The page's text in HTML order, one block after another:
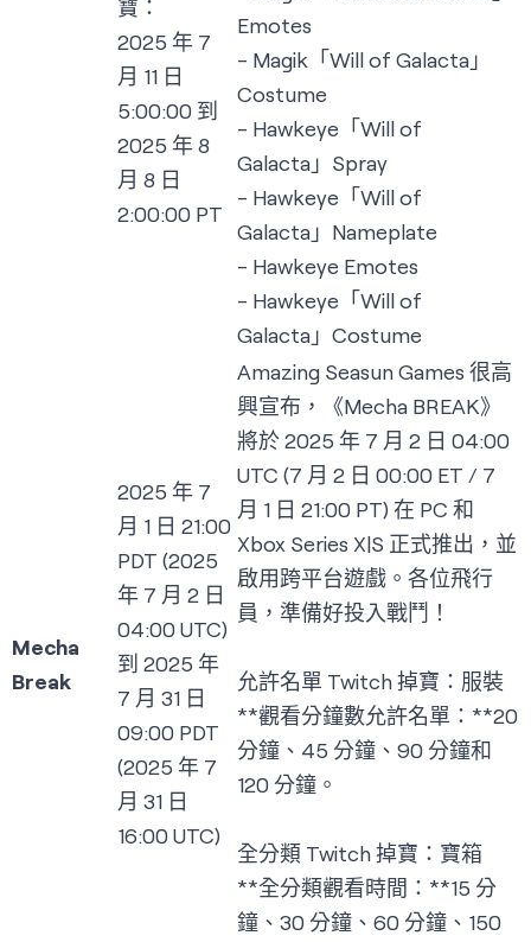
寶：
2025 年 7
月 11 日
5:00:00 到
2025 年 8
月 8 日
2:00:00 PT
Emotes
- Magik「Will of Galacta」
Costume
- Hawkeye「Will of
Galacta」Spray
- Hawkeye「Will of
Galacta」Nameplate
- Hawkeye Emotes
- Hawkeye「Will of
Galacta」Costume
Mecha
Break
2025 年 7
月 1 日 21:00
PDT (2025
年 7 月 2 日
04:00 UTC)
到 2025 年
7 月 31 日
09:00 PDT
(2025 年 7
月 31 日
16:00 UTC)
Amazing Seasun Games 很高
興宣布，《Mecha BREAK》
將於 2025 年 7 月 2 日 04:00
UTC (7 月 2 日 00:00 ET / 7
月 1 日 21:00 PT) 在 PC 和
Xbox Series X|S 正式推出，並
啟用跨平台遊戲。各位飛行
員，準備好投入戰鬥！
允許名單 Twitch 掉寶：服裝
**觀看分鐘數允許名單：**20
分鐘、45 分鐘、90 分鐘和
120 分鐘。
全分類 Twitch 掉寶：寶箱
**全分類觀看時間：**15 分
鐘、30 分鐘、60 分鐘、150